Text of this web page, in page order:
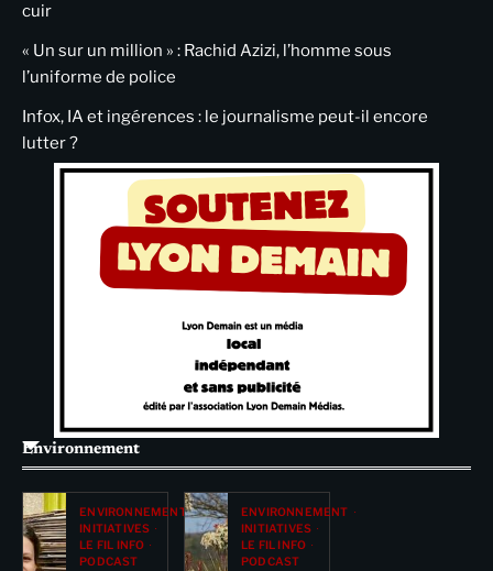
cuir
« Un sur un million » : Rachid Azizi, l’homme sous
l’uniforme de police
Infox, IA et ingérences : le journalisme peut-il encore
lutter ?
Environnement
ENVIRONNEMENT
INITIATIVES
LE FIL INFO
PODCAST
ENVIRONNEMENT
INITIATIVES
LE FIL INFO
PODCAST